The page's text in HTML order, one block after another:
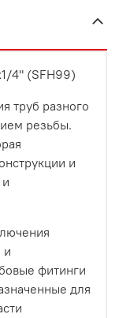
4" (SFH99)
труб разного
резьбы.
и
и
фитинги
для